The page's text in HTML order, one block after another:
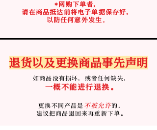
*网购下单者，
请在商品抵达前将电子单据保存好，
以防任何意外发生 。
退货以及更换商品事先声明
如商品没有损坏，或者任何缺失，
一概不能进行退换。
更换不同产品是 不被允许的，
建议把商品退回来再重新下单。